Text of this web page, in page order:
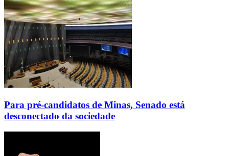
Para pré-candidatos de Minas, Senado está
desconectado da sociedade